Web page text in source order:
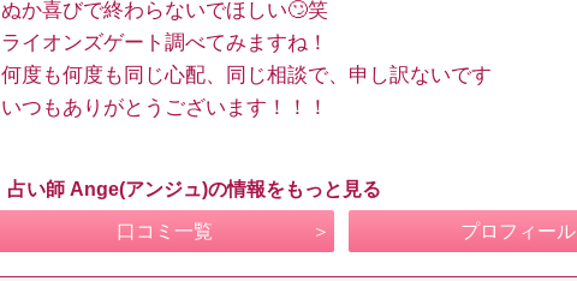
ぬか喜びで終わらないでほしい🙄笑
ライオンズゲート調べてみますね！
何度も何度も同じ心配、同じ相談で、申し訳ないです
いつもありがとうございます！！！
占い師 Ange(アンジュ)の情報をもっと見る
口コミ一覧 プロフィール